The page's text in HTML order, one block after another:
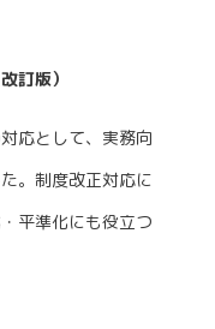
訂版）
応として、実務向
。制度改正対応に
平準化にも役立つ